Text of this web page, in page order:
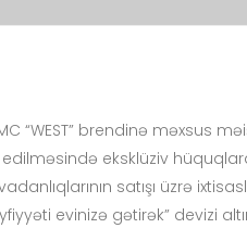
“WEST” brendinə məxsus
eksklüziv
satışı üzrə
evinizə gətirək” devizi